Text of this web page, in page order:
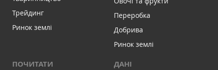
Трейдинг
Ринок землі
Переробка
Добрива
Ринок землі
ПОЧИТАТИ ДАНІ